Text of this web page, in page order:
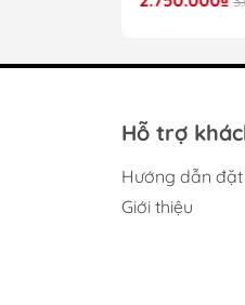
Tủ được
Hỗ trợ
Hướng dẫn
Giới thiệu